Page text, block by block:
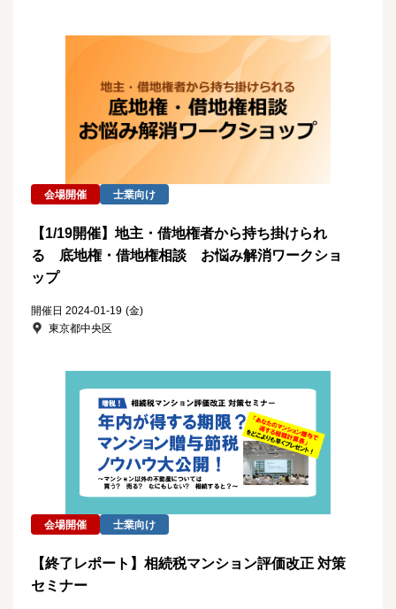
会場開催 士業向け
【1/19開催】地主・借地権者から持ち掛けられ
る 底地権・借地権相談 お悩み解消ワークショ
ップ
開催日 2024-01-19 (金)
東京都中央区
会場開催 士業向け
【終了レポート】相続税マンション評価改正 対策
セミナー